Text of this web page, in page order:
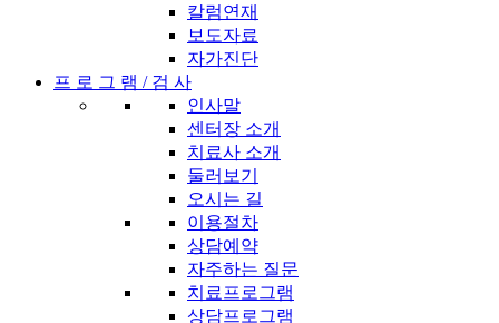
칼럼연재
보도자료
자가진단
프 로 그 램 / 검 사
인사말
센터장 소개
치료사 소개
둘러보기
오시는 길
이용절차
상담예약
자주하는 질문
치료프로그램
상담프로그램